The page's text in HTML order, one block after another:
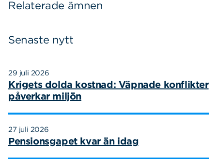
Relaterade ämnen
Senaste nytt
29 juli 2026
Krigets dolda kostnad: Väpnade konflikter
påverkar miljön
27 juli 2026
Pensionsgapet kvar än idag